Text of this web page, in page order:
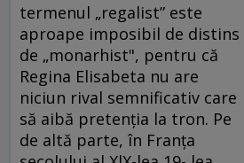
termenul „regalist” este
aproape imposibil de distins
de „monarhist", pentru că
Regina Elisabeta nu are
niciun rival semnificativ care
să aibă pretenţia la tron. Pe
de altă parte, în Franţa